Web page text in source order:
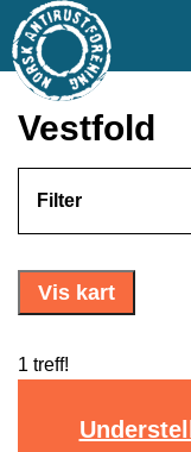
Vestfold
Filter
Vis kart
1 treff!